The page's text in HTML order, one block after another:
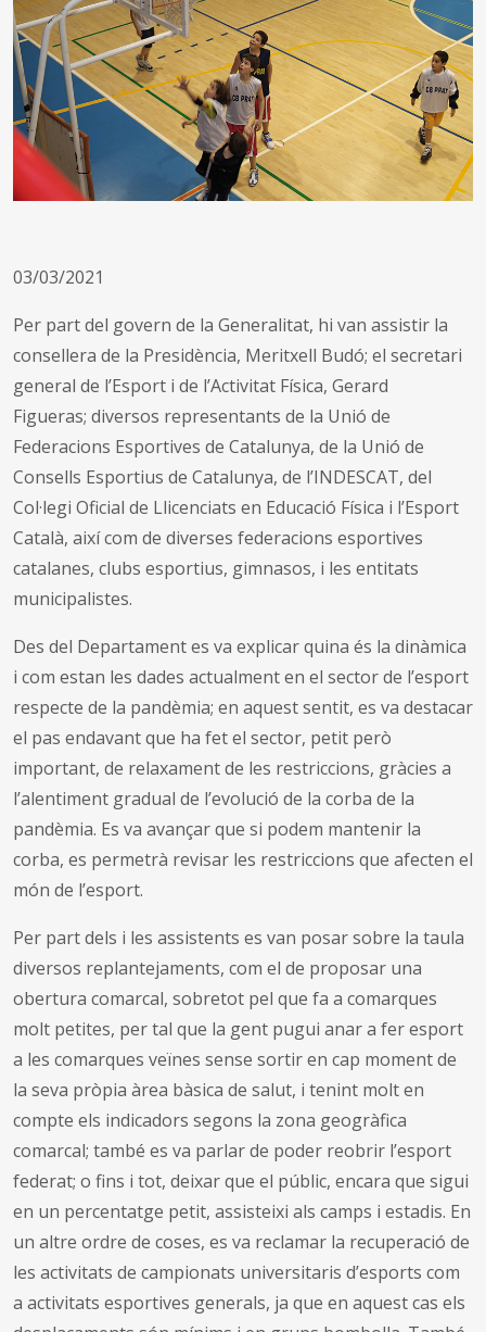
03/03/2021
Per part del govern de la Generalitat, hi van assistir la
consellera de la Presidència, Meritxell Budó; el secretari
general de l’Esport i de l’Activitat Física, Gerard
Figueras; diversos representants de la Unió de
Federacions Esportives de Catalunya, de la Unió de
Consells Esportius de Catalunya, de l’INDESCAT, del
Col·legi Oficial de Llicenciats en Educació Física i l’Esport
Català, així com de diverses federacions esportives
catalanes, clubs esportius, gimnasos, i les entitats
municipalistes.
Des del Departament es va explicar quina és la dinàmica
i com estan les dades actualment en el sector de l’esport
respecte de la pandèmia; en aquest sentit, es va destacar
el pas endavant que ha fet el sector, petit però
important, de relaxament de les restriccions, gràcies a
l’alentiment gradual de l’evolució de la corba de la
pandèmia. Es va avançar que si podem mantenir la
corba, es permetrà revisar les restriccions que afecten el
món de l’esport.
Per part dels i les assistents es van posar sobre la taula
diversos replantejaments, com el de proposar una
obertura comarcal, sobretot pel que fa a comarques
molt petites, per tal que la gent pugui anar a fer esport
a les comarques veïnes sense sortir en cap moment de
la seva pròpia àrea bàsica de salut, i tenint molt en
compte els indicadors segons la zona geogràfica
comarcal; també es va parlar de poder reobrir l’esport
federat; o fins i tot, deixar que el públic, encara que sigui
en un percentatge petit, assisteixi als camps i estadis. En
un altre ordre de coses, es va reclamar la recuperació de
les activitats de campionats universitaris d’esports com
a activitats esportives generals, ja que en aquest cas els